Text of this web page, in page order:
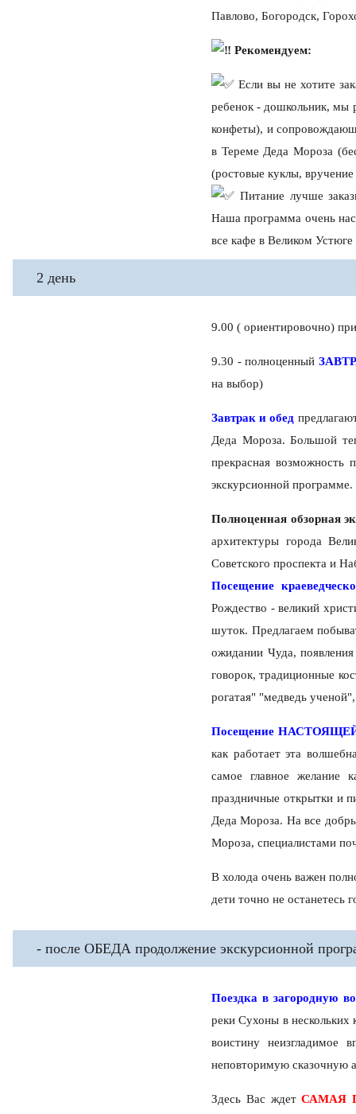
Павлово, Богородск,
Рекомендуем:
Если вы не хотите
ребенок - дошкольник, мы
конфеты), и
в Тереме Деда Мороза
(ростовые куклы,
Питание лучше
Наша программа очень
все кафе в Великом
2 день
9.00 ( ориентировочно)
9.30 - полноценный
на выбор)
Завтрак и обед
Деда Мороза. Большой
прекрасная возможность
экскурсионной
Полноценная обзорная
архитектуры города
Советского проспекта и
Посещение
Рождество - великий
шуток. Предлагаем
ожидании Чуда,
говорок, традиционные
рогатая" "медведь
Посещение
как работает эта
самое главное желание
праздничные открытки и
Деда Мороза. На все
Мороза, специалистами
В холода очень важен
дети точно не останетесь
- после ОБЕДА продолжение экскурсионной
Поездка в загородную
реки Сухоны в нескольких
воистину неизгладимое
неповторимую сказочную
Здесь Вас ждетСАМАЯ